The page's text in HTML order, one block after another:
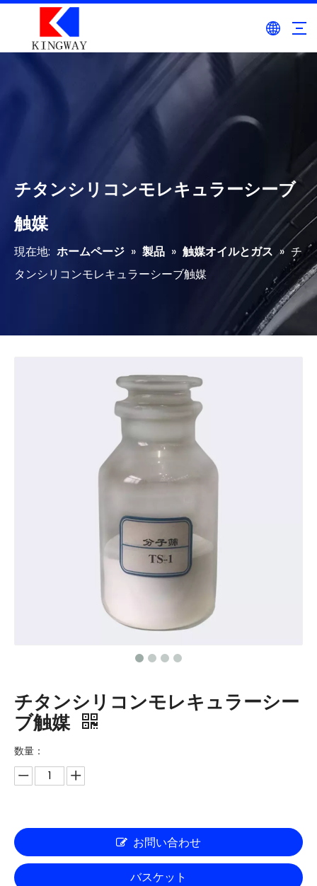
チタンシリコンモレキュラーシーブ
触媒
現在地: ホームページ » 製品 » 触媒オイルとガス » チ
タンシリコンモレキュラーシーブ触媒
チタンシリコンモレキュラーシー
ブ触媒
数量：
お問い合わせ
バスケット